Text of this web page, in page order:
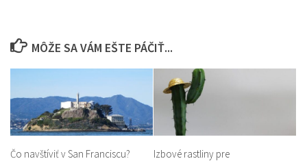
MÔŽE SA VÁM EŠTE PÁČIŤ...
Čo navštíviť v San Franciscu?
Izbové rastliny pre